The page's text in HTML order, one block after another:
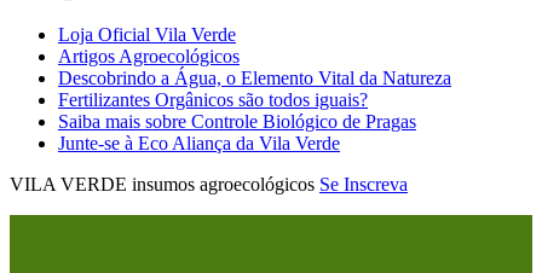
Loja Oficial Vila Verde
Artigos Agroecológicos
Descobrindo a Água, o Elemento Vital da Natureza
Fertilizantes Orgânicos são todos iguais?
Saiba mais sobre Controle Biológico de Pragas
Junte-se à Eco Aliança da Vila Verde
VILA VERDE insumos agroecológicos Se Inscreva